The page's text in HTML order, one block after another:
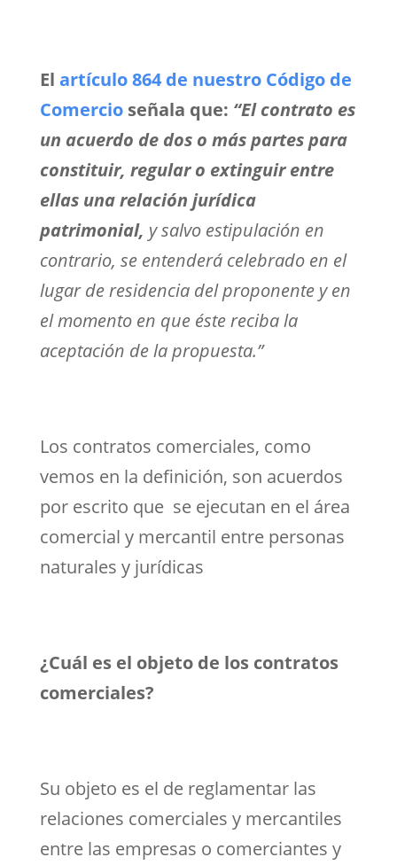
El artículo 864 de nuestro Código de
Comercio señala que: “El contrato es
un acuerdo de dos o más partes para
constituir, regular o extinguir entre
ellas una relación jurídica
patrimonial, y salvo estipulación en
contrario, se entenderá celebrado en el
lugar de residencia del proponente y en
el momento en que éste reciba la
aceptación de la propuesta.”
Los contratos comerciales, como
vemos en la definición, son acuerdos
por escrito que se ejecutan en el área
comercial y mercantil entre personas
naturales y jurídicas
¿Cuál es el objeto de los contratos
comerciales?
Su objeto es el de reglamentar las
relaciones comerciales y mercantiles
entre las empresas o comerciantes y